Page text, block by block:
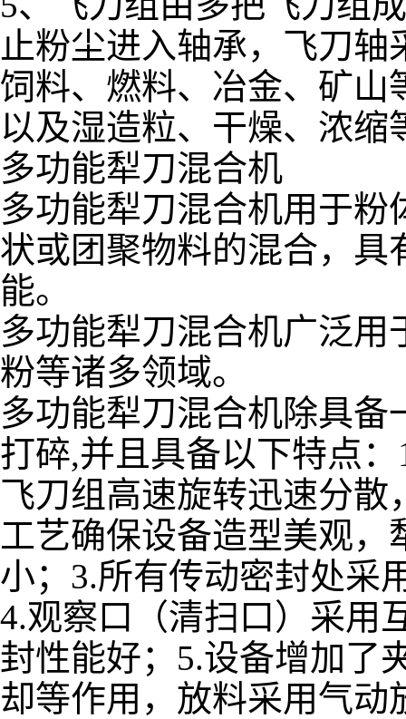
止粉尘进入轴承，飞刀
饲料、燃料、冶金、矿山
以及湿造粒、干燥、浓缩
多功能犁刀混合机
多功能犁刀混合机用于
状或团聚物料的混合，具
能。
多功能犁刀混合机广泛
粉等诸多领域。
多功能犁刀混合机除具
打碎,并且具备以下特点
飞刀组高速旋转迅速分散
工艺确保设备造型美观
小；3.所有传动密封处采
4.观察口（清扫口）采用
封性能好；5.设备增加了
却等作用，放料采用气动